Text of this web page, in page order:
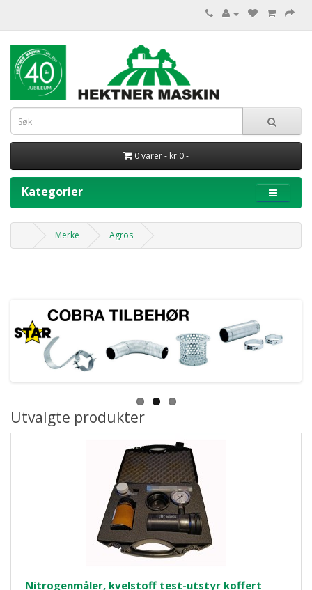
0 varer - kr.0.-
Kategorier
Merke Agros
Utvalgte produkter
Nitrogenmåler, kvelstoff test-utstyr koffert